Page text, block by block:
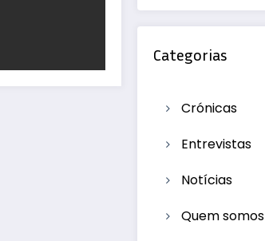
Categorias
Crónicas
Entrevistas
Notícias
Quem somos